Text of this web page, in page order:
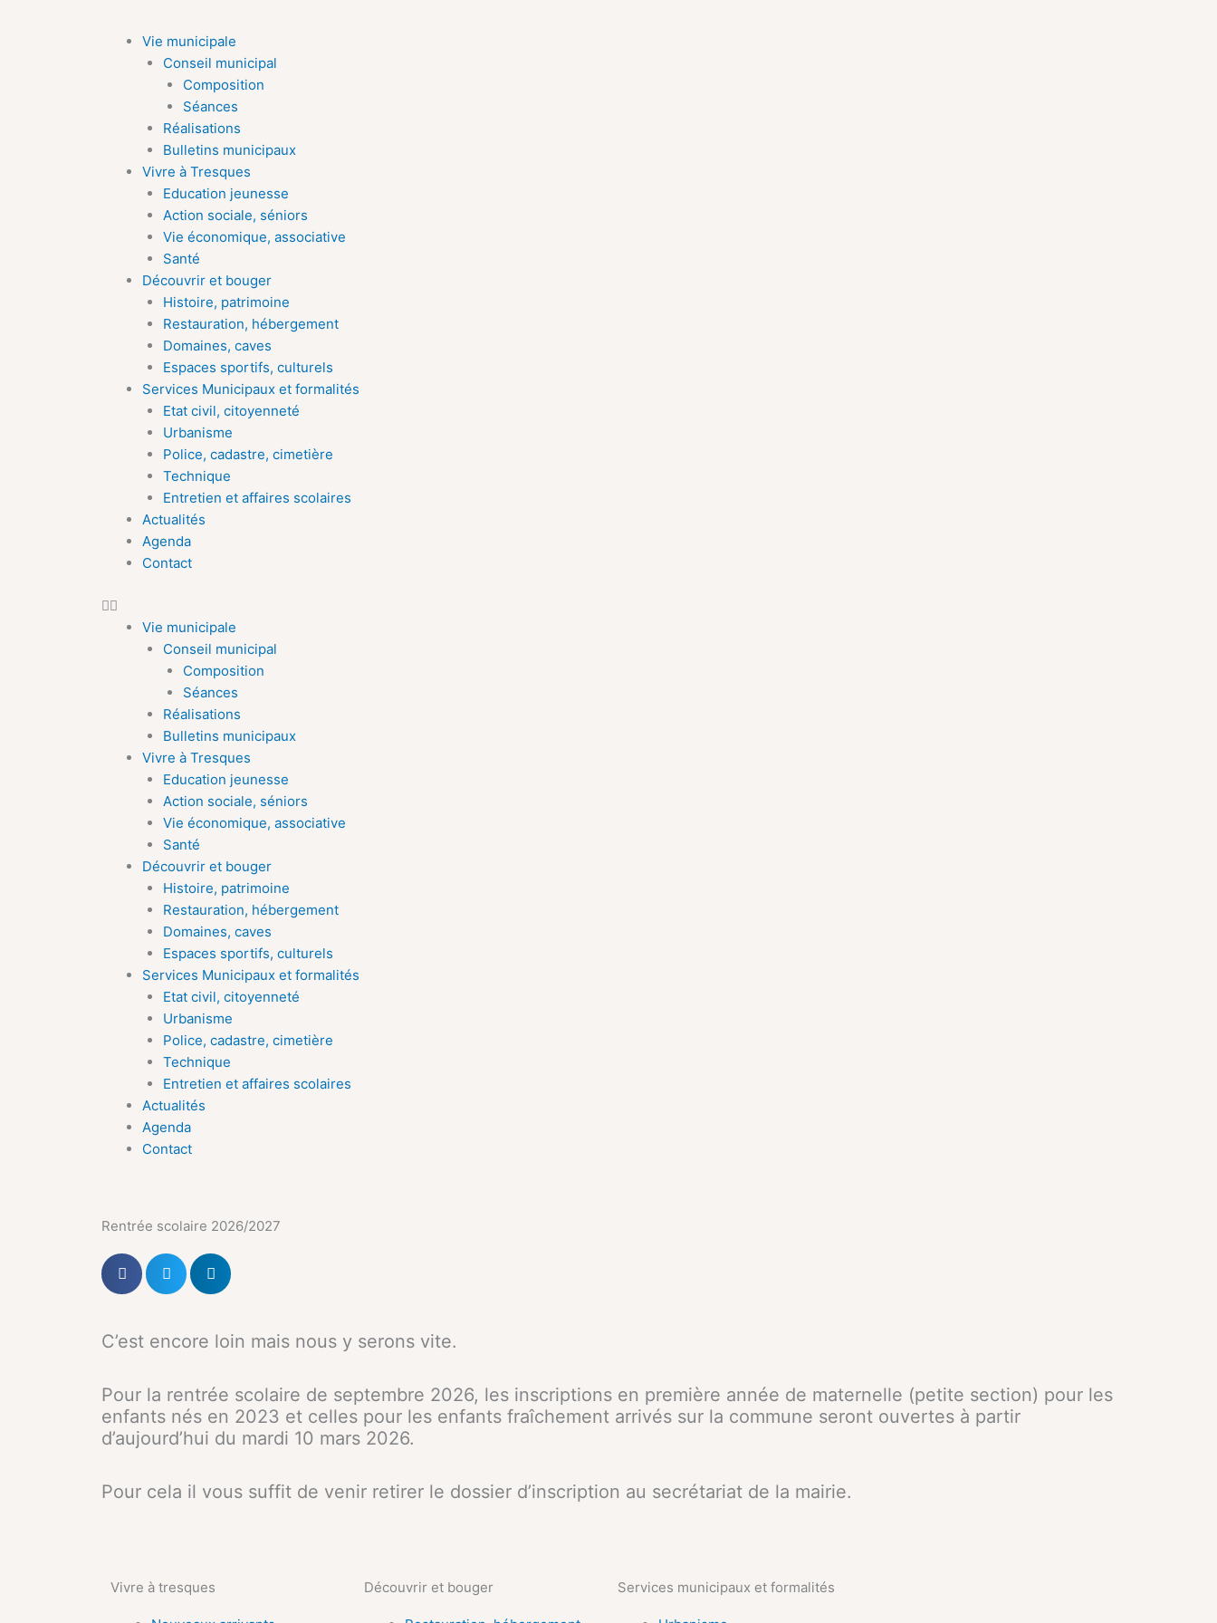
Vie municipale
Conseil municipal
Composition
Séances
Réalisations
Bulletins municipaux
Vivre à Tresques
Education jeunesse
Action sociale, séniors
Vie économique, associative
Santé
Découvrir et bouger
Histoire, patrimoine
Restauration, hébergement
Domaines, caves
Espaces sportifs, culturels
Services Municipaux et formalités
Etat civil, citoyenneté
Urbanisme
Police, cadastre, cimetière
Technique
Entretien et affaires scolaires
Actualités
Agenda
Contact
Vie municipale
Conseil municipal
Composition
Séances
Réalisations
Bulletins municipaux
Vivre à Tresques
Education jeunesse
Action sociale, séniors
Vie économique, associative
Santé
Découvrir et bouger
Histoire, patrimoine
Restauration, hébergement
Domaines, caves
Espaces sportifs, culturels
Services Municipaux et formalités
Etat civil, citoyenneté
Urbanisme
Police, cadastre, cimetière
Technique
Entretien et affaires scolaires
Actualités
Agenda
Contact
Rentrée scolaire 2026/2027
C’est encore loin mais nous y serons vite.
Pour la rentrée scolaire de septembre 2026, les inscriptions en première année de maternelle (petite section) pour les
enfants nés en 2023 et celles pour les enfants fraîchement arrivés sur la commune seront ouvertes à partir
d’aujourd’hui du mardi 10 mars 2026.
Pour cela il vous suffit de venir retirer le dossier d’inscription au secrétariat de la mairie.
Vivre à tresques Découvrir et bouger Services municipaux et formalités